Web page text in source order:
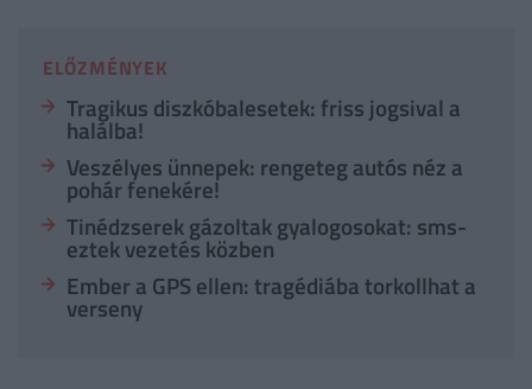
ELŐZMÉNYEK
Tragikus diszkóbalesetek: friss jogsival a
halálba!
Veszélyes ünnepek: rengeteg autós néz a
pohár fenekére!
Tinédzserek gázoltak gyalogosokat: sms-
eztek vezetés közben
Ember a GPS ellen: tragédiába torkollhat a
verseny